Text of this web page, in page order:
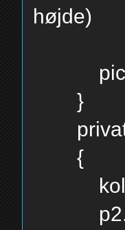
højde)
}
private
{
p2.Y